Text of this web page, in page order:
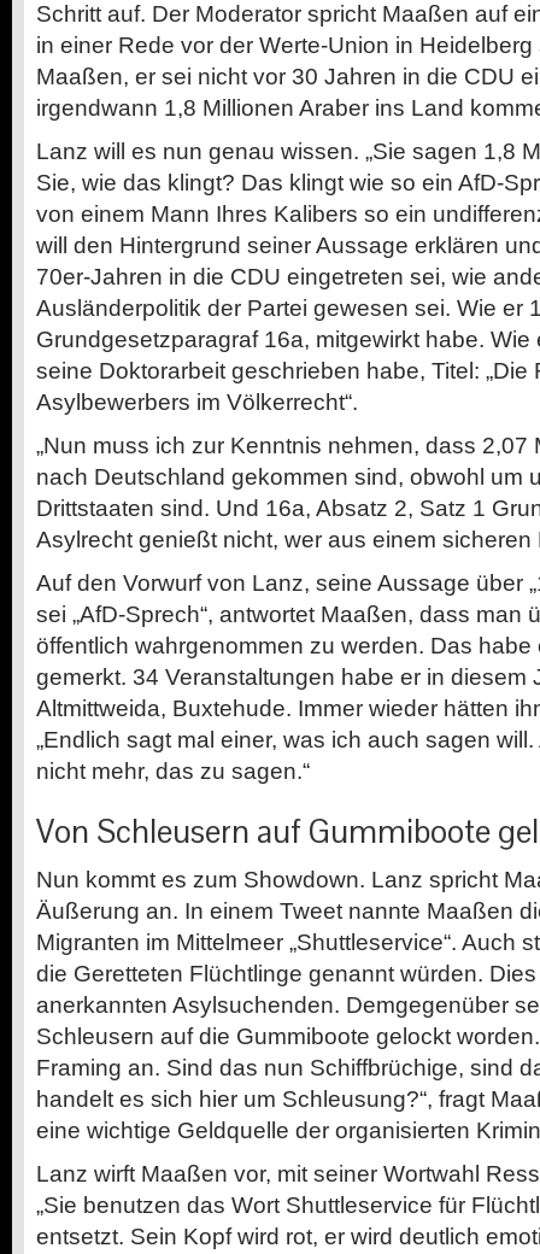
Schritt auf. Der Moderator spricht Maaßen auf
in einer Rede vor der Werte-Union in
Maaßen, er sei nicht vor 30 Jahren in die CDU
irgendwann 1,8 Millionen Araber ins Land
Lanz will es nun genau wissen. „Sie sagen 1,8
Sie, wie das klingt? Das klingt wie so ein AfD-
von einem Mann Ihres Kalibers so ein
will den Hintergrund seiner Aussage erklären
70er-Jahren in die CDU eingetreten sei, wie
Ausländerpolitik der Partei gewesen sei. Wie er
Grundgesetzparagraf 16a, mitgewirkt habe.
seine Doktorarbeit geschrieben habe, Titel: „Die
Asylbewerbers im Völkerrecht“.
„Nun muss ich zur Kenntnis nehmen, dass 2,07
nach Deutschland gekommen sind, obwohl um
Drittstaaten sind. Und 16a, Absatz 2, Satz 1
Asylrecht genießt nicht, wer aus einem sicheren
Auf den Vorwurf von Lanz, seine Aussage über
sei „AfD-Sprech“, antwortet Maaßen, dass man
öffentlich wahrgenommen zu werden. Das habe
gemerkt. 34 Veranstaltungen habe er in diesem
Altmittweida, Buxtehude. Immer wieder hätten
„Endlich sagt mal einer, was ich auch sagen
nicht mehr, das zu sagen.“
Von Schleusern auf Gummiboote
Nun kommt es zum Showdown. Lanz spricht
Äußerung an. In einem Tweet nannte Maaßen
Migranten im Mittelmeer „Shuttleservice“. Auch
die Geretteten Flüchtlinge genannt würden.
anerkannten Asylsuchenden. Demgegenüber
Schleusern auf die Gummiboote gelockt
Framing an. Sind das nun Schiffbrüchige, sind
handelt es sich hier um Schleusung?“, fragt
eine wichtige Geldquelle der organisierten
Lanz wirft Maaßen vor, mit seiner Wortwahl
„Sie benutzen das Wort Shuttleservice für
entsetzt. Sein Kopf wird rot, er wird deutlich